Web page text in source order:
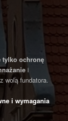
ochronę
i
wolą fundatora.
i wymagania